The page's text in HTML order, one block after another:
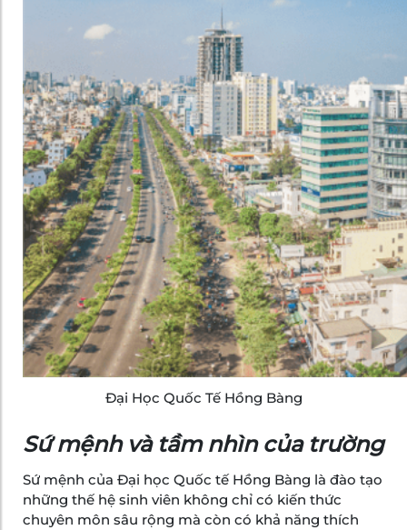
Đại Học Quốc Tế Hồng Bàng
Sứ mệnh và tầm nhìn của trường
Sứ mệnh của Đại học Quốc tế Hồng Bàng là đào tạo
những thế hệ sinh viên không chỉ có kiến thức
chuyên môn sâu rộng mà còn có khả năng thích